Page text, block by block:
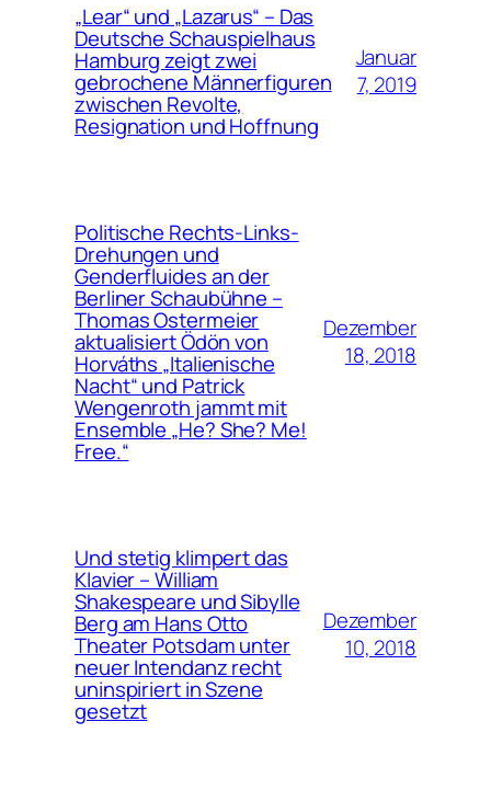
„Lear“ und „Lazarus“ – Das
Deutsche Schauspielhaus
Hamburg zeigt zwei
gebrochene Männerfiguren
zwischen Revolte,
Resignation und Hoffnung
Januar
7, 2019
Politische Rechts-Links-
Drehungen und
Genderfluides an der
Berliner Schaubühne –
Thomas Ostermeier
aktualisiert Ödön von
Horváths „Italienische
Nacht“ und Patrick
Wengenroth jammt mit
Ensemble „He? She? Me!
Free.“
Dezember
18, 2018
Und stetig klimpert das
Klavier – William
Shakespeare und Sibylle
Berg am Hans Otto
Theater Potsdam unter
neuer Intendanz recht
uninspiriert in Szene
gesetzt
Dezember
10, 2018